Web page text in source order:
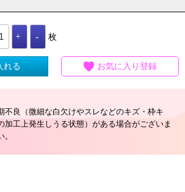
枚
れる お気に入り登録
不良（微細な白欠けやスレなどのキズ・枠キ
加工上発生しうる状態）がある場合がございま